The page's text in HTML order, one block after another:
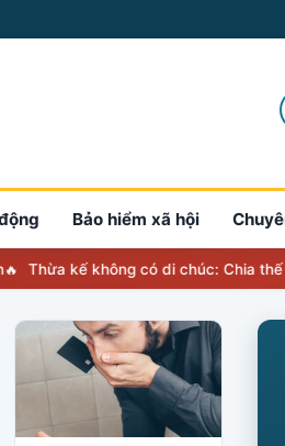
Bảo hiểm xã hội
không có di chúc: Chia thế nào, ai